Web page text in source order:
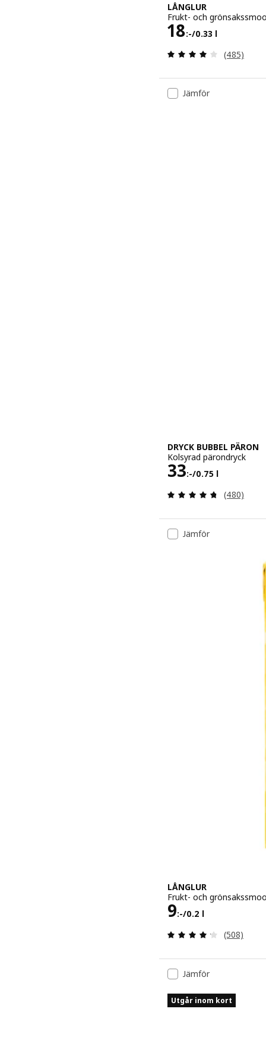
LÅNGLUR
Frukt- och
18:-/0.33 l
Pris 18:-/0.33
(485)
Jämför
DRYCK BUBBEL PÄRON
Kolsyrad pärondryck
33:-/0.75 l
Pris 33:-/0.75
(480)
Jämför
LÅNGLUR
Frukt- och
9:-/0.2 l
Pris 9:-/0.2 l
(508)
Jämför
Utgår inom kort